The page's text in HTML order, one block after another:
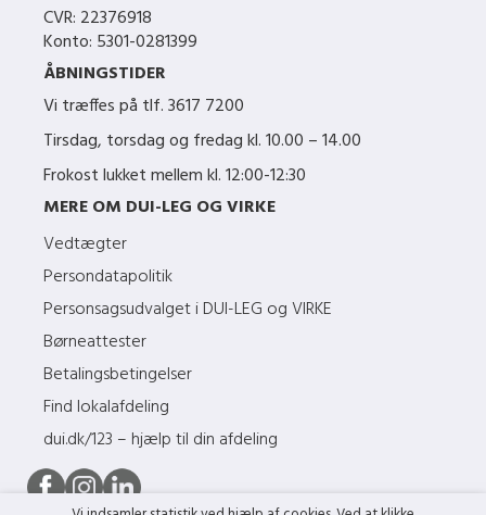
CVR: 22376918
Konto: 5301-0281399
ÅBNINGSTIDER
Vi træffes på tlf.3617 7200
Tirsdag, torsdag og fredag kl. 10.00 – 14.00
Frokost lukket mellem kl. 12:00-12:30
MERE OM DUI-LEG OG VIRKE
Vedtægter
Persondatapolitik
Personsagsudvalget i DUI-LEG og VIRKE
Børneattester
Betalingsbetingelser
Find lokalafdeling
dui.dk/123 – hjælp til din afdeling